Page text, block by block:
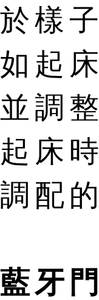
於樣
如起
並調
起床
調配
藍牙